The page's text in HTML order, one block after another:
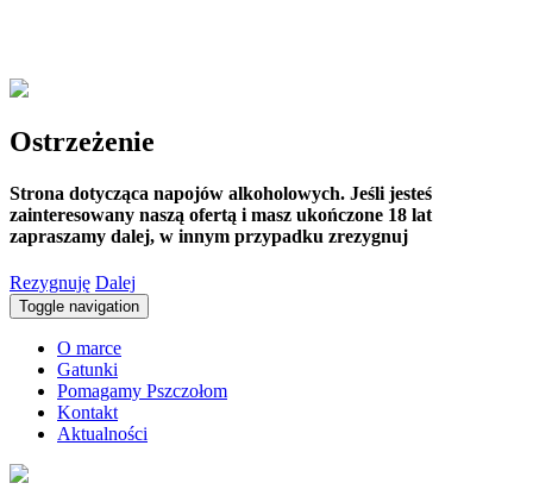
Ostrzeżenie
Strona dotycząca napojów alkoholowych. Jeśli jesteś
zainteresowany naszą ofertą i masz ukończone 18 lat
zapraszamy dalej, w innym przypadku zrezygnuj
Rezygnuję Dalej
Toggle navigation
O marce
Gatunki
Pomagamy Pszczołom
Kontakt
Aktualności